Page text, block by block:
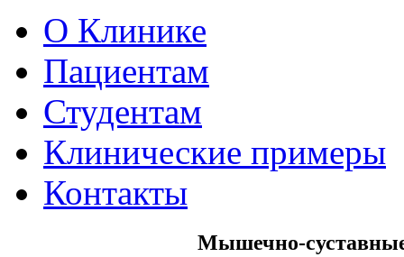
О Клинике
Пациентам
Студентам
Клинические примеры
Контакты
Мышечно-